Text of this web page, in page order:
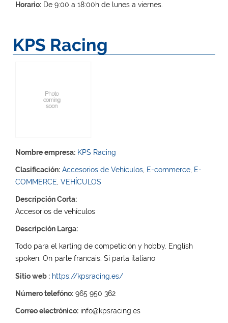
Horario: De 9:00 a 18:00h de lunes a viernes.
KPS Racing
Nombre empresa: KPS Racing
Clasificación: Accesorios de Vehículos E-commerce E-
COMMERCE ,VEHÍCULOS
Descripción Corta:
Accesorios de vehículos
Descripción Larga:
Todo para el karting de competición y hobby. English
spoken. On parle francais. Si parla italiano
Sitio web : https://kpsracing.es/
Número telefóno: 965 950 362
Correo electrónico: info@kpsracing.es